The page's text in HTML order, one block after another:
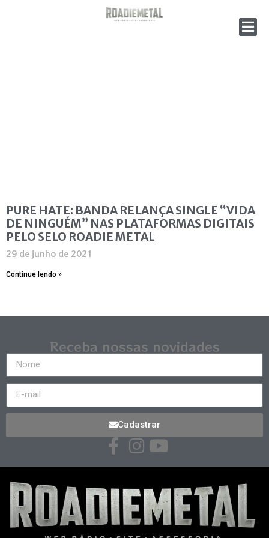
PURE HATE: BANDA RELANÇA SINGLE “VIDA
DE NINGUÉM” NAS PLATAFORMAS DIGITAIS
PELO SELO ROADIE METAL
29 de junho de 2021
Continue lendo »
Receba nossas novidades
Cadastrar